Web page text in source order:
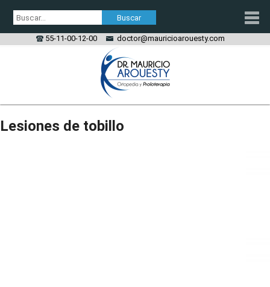
55-11-00-12-00 doctor@mauricioarouesty.com
Lesiones de tobillo